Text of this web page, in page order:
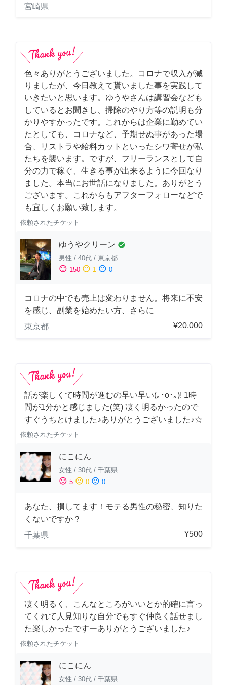
宮崎県
色々ありがとうございました。コロナで収入が減
りましたが、今日教えて貰いました事を実践して
いきたいと思います。ゆうやさんは講習会なども
しているとお聞きし、掃除のやり方等の説明も分
かりやすかったです。これからは企業に勤めてい
たとしても、コロナなど、予期せぬ事があった場
合、リストラや給料カットといったシワ寄せが私
たちを襲います。ですが、フリーランスとして自
分の力で稼ぐ、生きる事が出来るように今回なり
ました。本当にお世話になりました。ありがとう
ございます。これからもアフターフォローなどで
も宜しくお願い致します。
依頼されたチケット
ゆうやクリーン check_circle
男性 / 40代 / 東京都
sentiment_satisfied 150 sentiment_neutral 1 sentiment_dissatisfied 0
コロナの中でも売上は変わりません。将来に不安
を感じ、副業を始めたい方、さらに
東京都
¥20,000
話が楽しくて時間が進むの早い早い(｡･о･｡)! 1時
間が1分かと感じました(笑) 凄く明るかったので
すぐうちとけました♪ありがとうございました♪☆
依頼されたチケット
にこにん
女性 / 30代 / 千葉県
sentiment_satisfied 5 sentiment_neutral 0 sentiment_dissatisfied 0
あなた、損してます！モテる男性の秘密、知りた
くないですか？
千葉県
¥500
凄く明るく、こんなところがいいとか的確に言っ
てくれて人見知りな自分でもすぐ仲良く話せまし
た楽しかったですーありがとうございました♪
依頼されたチケット
にこにん
女性 / 30代 / 千葉県